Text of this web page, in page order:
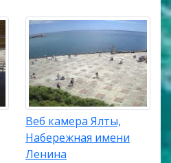
Веб камера Ялты,
Набережная имени
Ленина